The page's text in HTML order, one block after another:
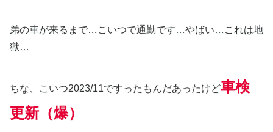
弟の車が来るまで…こいつで通勤です…やばい…これは地
獄…
ちな、こいつ2023/11ですったもんだあったけど車検
更新（爆）